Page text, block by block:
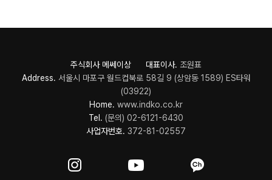
주식회사 메쎄이상 대표이사. 조원표
Address. 서울시 마포구 월드컵북로 58길 9 (상암동 1589) ES타워
(03922)
Home. www.indko.co.kr
Tel. (문의) 02-6121-6430
사업자번호. 372-81-02557